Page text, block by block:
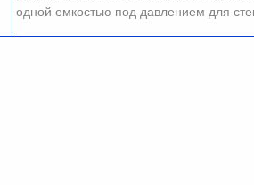
одной емкостью под давлением для